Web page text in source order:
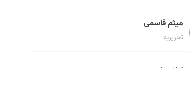
میثم قاسمی
تحریریه
لیلا حنارود